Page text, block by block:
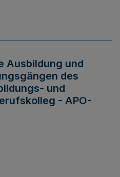
Ausbildung und
des
und
- APO-